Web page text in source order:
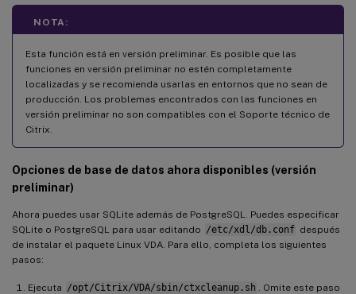
NOTA:
Esta función está en versión preliminar. Es posible que las
funciones en versión preliminar no estén completamente
localizadas y se recomienda usarlas en entornos que no sean de
producción. Los problemas encontrados con las funciones en
versión preliminar no son compatibles con el Soporte técnico de
Citrix.
Opciones de base de datos ahora disponibles (versión
preliminar)
Ahora puedes usar SQLite además de PostgreSQL. Puedes especificar
SQLite o PostgreSQL para usar editando /etc/xdl/db.conf después
de instalar el paquete Linux VDA. Para ello, completa los siguientes
pasos:
Ejecuta /opt/Citrix/VDA/sbin/ctxcleanup.sh
. Omite este paso